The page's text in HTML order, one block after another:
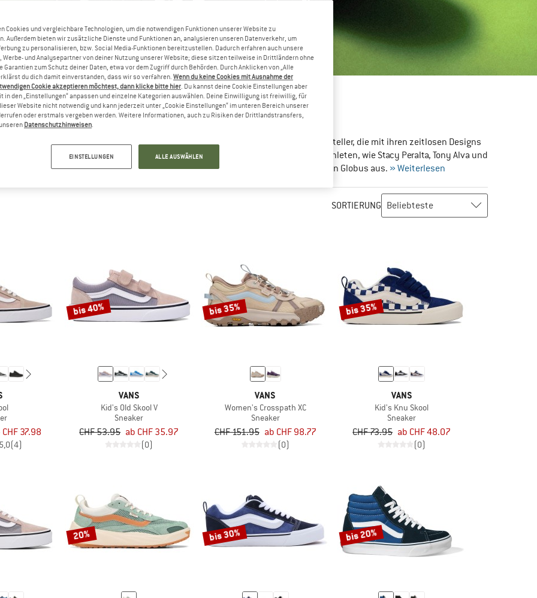
UND SKATESCHUHE DER ERSTEN STUNDE
Slip on“, „The Old Skool“ oder „The Era“ – es gibt außer Vans nur wenige Schuhhersteller, die mit ihren zeitlosen Designs
begeistern können. Mit Wurzeln im frühesten Skateboarding und legendären Athleten, wie Stacy Peralta, Tony Alva und
sich Vans mit der ersten Surf und Skate Welle in den 1970er Jahren rund um den Globus aus. » Weiterlesen
SORTIERUNG
CHF 37.98
5,0(4)
bis 40%
VANS
Kid's Old Skool V
Sneaker
CHF 53.95 ab CHF 35.97
(0)
bis 35%
VANS
Women's Crosspath XC
Sneaker
CHF 151.95 ab CHF 98.77
(0)
bis 35%
VANS
Kid's Knu Skool
Sneaker
CHF 73.95 ab CHF 48.07
(0)
20% bis 30% bis 20%
Cookies und vergleichbare Technologien, um die notwendigen Funktionen unserer Website zu
Außerdem bieten wir zusätzliche Dienste und Funktionen an, analysieren unseren Datenverkehr, um
zu personalisieren, bzw. Social Media-Funktionen bereitzustellen. Dadurch erfahren auch unsere
Werbe- und Analysepartner von deiner Nutzung unserer Website; diese sitzen teilweise in Drittländern ohne
Garantien zum Schutz deiner Daten, etwa vor dem Zugriff durch Behörden. Durch Anklicken von „Alle
du dich damit einverstanden, dass wir so verfahren. Wenn du keine Cookies mit Ausnahme der
Cookie akzeptieren möchtest, dann klicke bitte hier. Du kannst deine Cookie Einstellungen aber
in den „Einstellungen“ anpassen und einzelne Kategorien auswählen. Deine Einwilligung ist freiwillig, für
Website nicht notwendig und kann jederzeit unter „Cookie Einstellungen“ im unteren Bereich unserer
oder erstmals vergeben werden. Weitere Informationen, auch zu Risiken der Drittlandstransfers,
Datenschutzhinweisen.
EINSTELLUNGEN ALLE AUSWÄHLEN